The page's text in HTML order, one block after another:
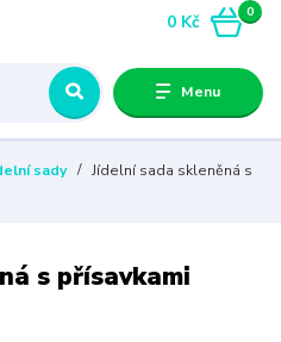
Menu
0
0 Kč
sady
Jídelní sada skleněná s
s přísavkami